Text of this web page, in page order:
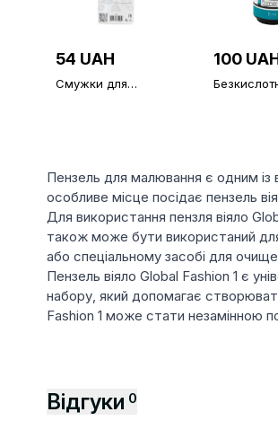
54 UAH
Смужки для
100
Пензель для малювання є одним із
особливе місце посідає пензель
Для використання пензля віяло
також може бути використаний
або спеціальному засобі для
Пензель віяло Global Fashion 1 є
набору, який допомагає
Fashion 1 може стати незамінною
Відгуки 0